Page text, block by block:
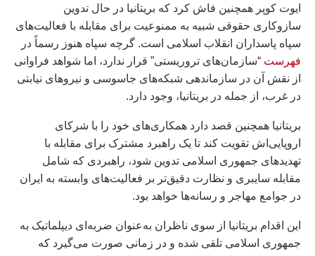
ایوت کوپر همچنین فاش کرد که بریتانیا در حال تدوین
سازوکاری حقوقی شبیه به ممنوعیت برای مقابله با فعالیت‌های
سپاه پاسداران انقلاب اسلامی است. گرچه سپاه هنوز رسماً در
فهرست “سازمان‌های تروریستی” قرار ندارد، اما شواهد فراوانی
از نقش آن در سازماندهی شبکه‌های جاسوسی و نیروهای نیابتی
در غرب، از جمله در بریتانیا، وجود دارد.
بریتانیا همچنین قصد دارد همکاری‌های خود را با شرکای
اروپایی‌اش تقویت کند تا یک راهبرد مشترک برای مقابله با
تهدیدهای جمهوری اسلامی تدوین شود، راهبردی که شامل
مقابله سایبری و نظارت دقیق‌تر بر فعالیت‌های وابسته به ایران
در جوامع مهاجر و رسانه‌ها خواهد بود.
این اقدام بریتانیا از سوی ناظران به‌عنوان ضربه‌ای دیپلماتیک به
جمهوری اسلامی تلقی شده و در زمانی صورت می‌گیرد که